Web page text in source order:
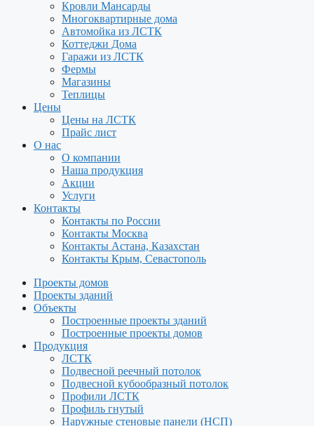
Кровли Мансарды
Многоквартирные дома
Автомойка из ЛСТК
Коттеджи Дома
Гаражи из ЛСТК
Фермы
Магазины
Теплицы
Цены
Цены на ЛСТК
Прайс лист
О нас
О компании
Наша продукция
Акции
Услуги
Контакты
Контакты по России
Контакты Москва
Контакты Астана, Казахстан
Контакты Крым, Севастополь
Проекты домов
Проекты зданий
Объекты
Построенные проекты зданий
Построенные проекты домов
Продукция
ЛСТК
Подвесной реечный потолок
Подвесной кубообразный потолок
Профили ЛСТК
Профиль гнутый
Наружные стеновые панели (НСП)